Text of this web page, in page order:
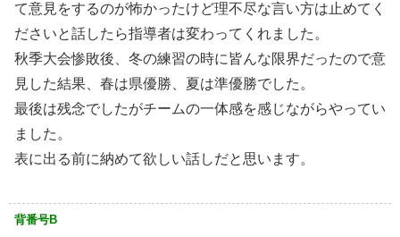
て意見をするのが怖かったけど理不尽な言い方は止めてく
ださいと話したら指導者は変わってくれました。
秋季大会惨敗後、冬の練習の時に皆んな限界だったので意
見した結果、春は県優勝、夏は準優勝でした。
最後は残念でしたがチームの一体感を感じながらやってい
ました。
表に出る前に納めて欲しい話しだと思います。
背番号B